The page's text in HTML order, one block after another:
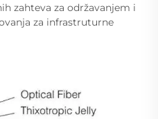
zahteva za održavanjem i
za infrastruturne